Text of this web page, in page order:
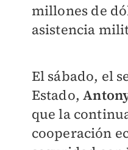
millones de
asistencia
El sábado, el
Estado,
que la
cooperación